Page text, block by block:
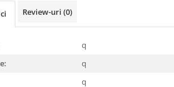
Review-uri (0)
q
q
q